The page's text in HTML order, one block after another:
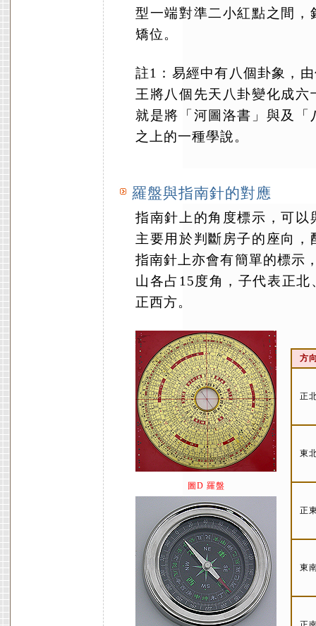
型一端對準二小紅點之間
矯位。
註1
：易經中有八個卦象，
王將八個先天八卦變化成
就是將「河圖洛書」與及
之上的一種學說。
羅盤與指南針的對應
指南針上的角度標示，可
主要用於判斷房子的座向
指南針上亦會有簡單的標示
山各占15度角，子代表正
正西方。
圖D 羅盤
方
正
東
正
東